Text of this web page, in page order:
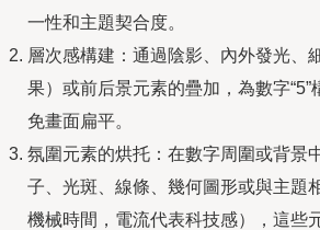
一性和主題契合度。
層次感構建：通過陰影、內外發光、
果）或前后景元素的疊加，為數字
免畫面扁平。
氛圍元素的烘托：在數字周圍或背景
子、光斑、線條、幾何圖形或與主題
機械時間，電流代表科技感），這些